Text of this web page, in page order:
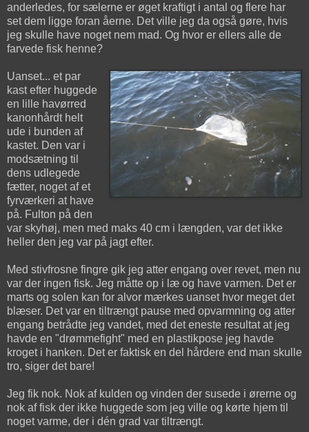
anderledes, for sælerne er øget kraftigt i antal og flere har
set dem ligge foran åerne. Det ville jeg da også gøre, hvis
jeg skulle have noget nem mad. Og hvor er ellers alle de
farvede fisk henne?
Uanset... et par
kast efter huggede
en lille havørred
kanonhårdt helt
ude i bunden af
kastet. Den var i
modsætning til
dens udlegede
fætter, noget af et
fyrværkeri at have
på. Fulton på den
var skyhøj, men med maks 40 cm i længden, var det ikke
heller den jeg var på jagt efter.
Med stivfrosne fingre gik jeg atter engang over revet, men nu
var der ingen fisk. Jeg måtte op i læ og have varmen. Det er
marts og solen kan for alvor mærkes uanset hvor meget det
blæser. Det var en tiltrængt pause med opvarmning og atter
engang betrådte jeg vandet, med det eneste resultat at jeg
havde en "drømmefight" med en plastikpose jeg havde
kroget i hanken. Det er faktisk en del hårdere end man skulle
tro, siger det bare!
Jeg fik nok. Nok af kulden og vinden der susede i ørerne og
nok af fisk der ikke huggede som jeg ville og kørte hjem til
noget varme, der i dén grad var tiltrængt.